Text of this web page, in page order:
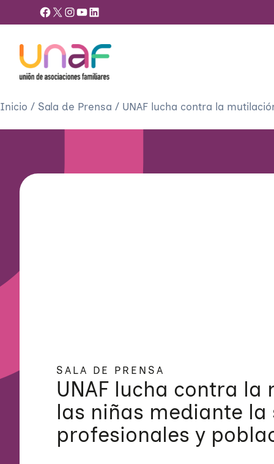
Facebook X InstagramYouTube LinkedIn
Inicio / Sala de Prensa / UNAF lucha contra la
SALA DE PRENSA
UNAF lucha contra
las niñas mediante
profesionales y